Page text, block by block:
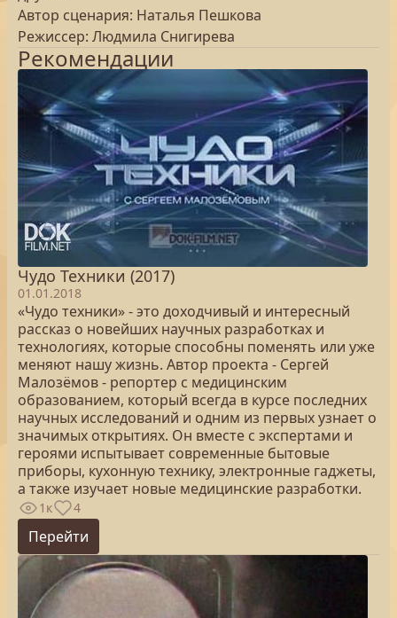
Автор сценария: Наталья Пешкова
Режиссер: Людмила Снигирева
Рекомендации
Чудо Техники (2017)
01.01.2018
«Чудо техники» - это доходчивый и интересный
рассказ о новейших научных разработках и
технологиях, которые способны поменять или уже
меняют нашу жизнь. Автор проекта - Сергей
Малозёмов - репортер с медицинским
образованием, который всегда в курсе последних
научных исследований и одним из первых узнает о
значимых открытиях. Он вместе с экспертами и
героями испытывает современные бытовые
приборы, кухонную технику, электронные гаджеты,
а также изучает новые медицинские разработки.
1к 4
Перейти